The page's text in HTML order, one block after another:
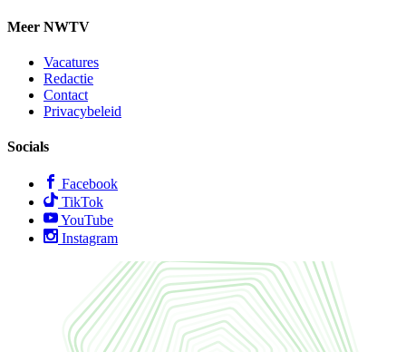
Meer NWTV
Vacatures
Redactie
Contact
Privacybeleid
Socials
Facebook
TikTok
YouTube
Instagram